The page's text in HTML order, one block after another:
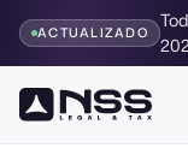
ACTUALIZADO
Volver al Blog